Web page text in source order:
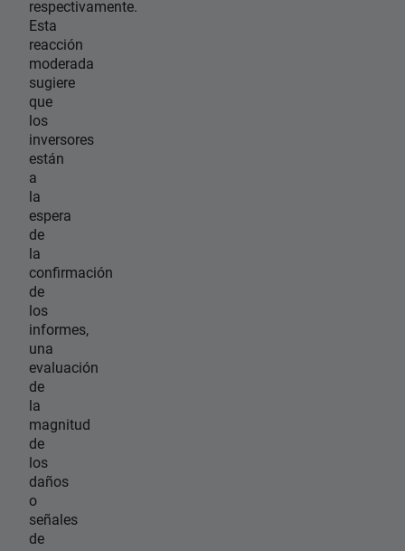
respectivamente.
Esta
reacción
moderada
sugiere
que
los
inversores
están
a
la
espera
de
la
confirmación
de
los
informes,
una
evaluación
de
la
magnitud
de
los
daños
o
señales
de